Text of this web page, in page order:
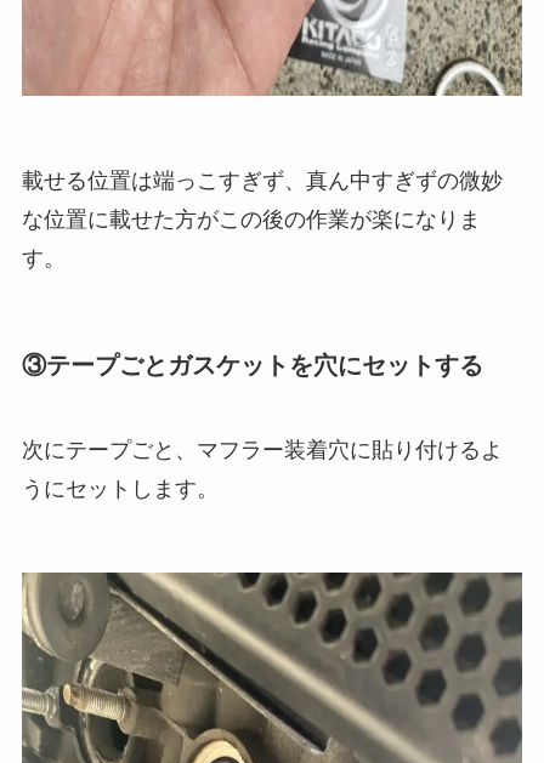
載せる位置は端っこすぎず、真ん中すぎずの微妙
な位置に載せた方がこの後の作業が楽になりま
す。
③テープごとガスケットを穴にセットする
次にテープごと、マフラー装着穴に貼り付けるよ
うにセットします。